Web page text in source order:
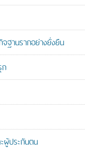
จฐานรากอย่างยั่งยืน
ผู้ประกันตน